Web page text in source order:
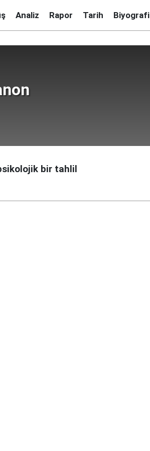
Analiz Rapor Tarih Biyografi
bir tahlil